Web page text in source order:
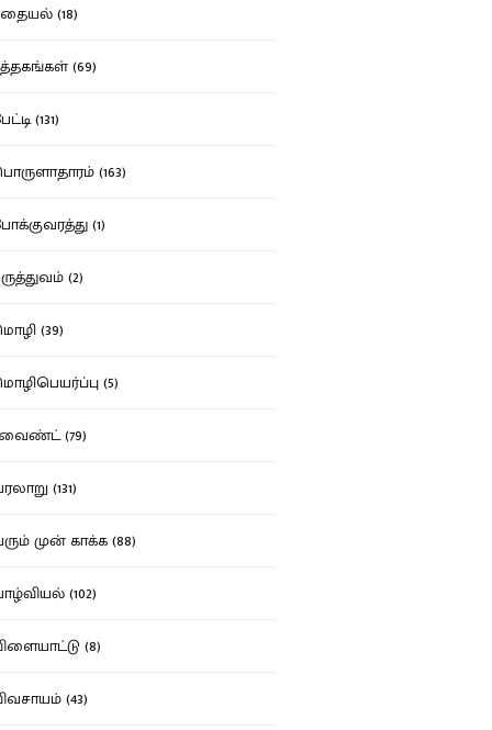
(18)
(69)
(131)
(163)
(1)
(2)
(39)
(5)
(79)
(131)
முன் காக்க (88)
(102)
(8)
(43)